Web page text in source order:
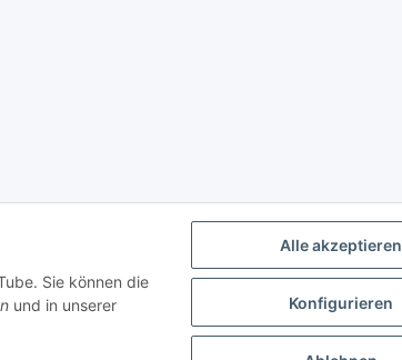
Alle akzeptieren
Konfigurieren
Sie können die
und in unserer